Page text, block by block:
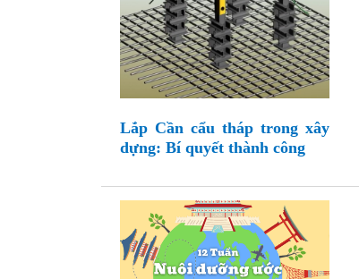
Lắp Cần cẩu tháp trong xây
dựng: Bí quyết thành công